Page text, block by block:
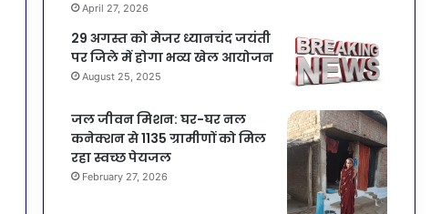
April 27, 2026
29 अगस्त को मेजर ध्यानचंद जयंती
पर जिले में होगा भव्य खेल आयोजन
August 25, 2025
जल जीवन मिशन: घर-घर नल
कनेक्शन से 1135 ग्रामीणों को मिल
रहा स्वच्छ पेयजल
February 27, 2026